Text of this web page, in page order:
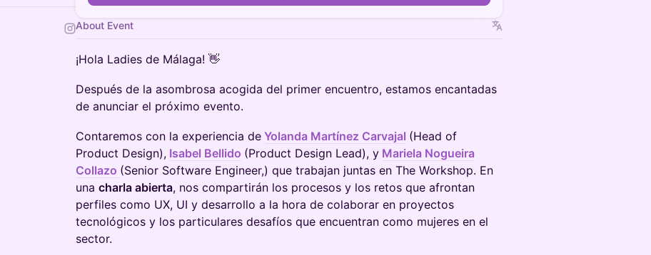
About Event
¡Hola Ladies de Málaga! 👋
Después de la asombrosa acogida del primer encuentro, estamos encantadas
de anunciar el próximo evento.
Contaremos con la experiencia de Yolanda Martínez Carvajal (Head of
Product Design), Isabel Bellido (Product Design Lead), y Mariela Nogueira
Collazo (Senior Software Engineer,) que trabajan juntas en The Workshop. En
una charla abierta, nos compartirán los procesos y los retos que afrontan
perfiles como UX, UI y desarrollo a la hora de colaborar en proyectos
tecnológicos y los particulares desafíos que encuentran como mujeres en el
sector.